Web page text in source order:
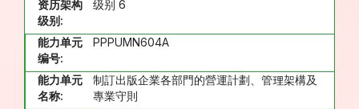
资历架构
级别:
级别 6
能力单元
编号:
PPPUMN604A
能力单元
名称:
制訂出版企業各部門的營運計劃、管理架構及
專業守則